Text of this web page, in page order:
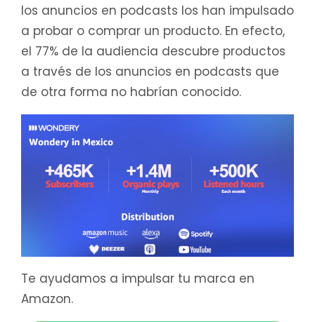
los anuncios en podcasts los han impulsado
a probar o comprar un producto. En efecto,
el 77% de la audiencia descubre productos
a través de los anuncios en podcasts que
de otra forma no habrían conocido.
Te ayudamos a impulsar tu marca en
Amazon.